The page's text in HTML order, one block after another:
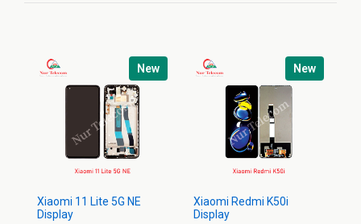
New
Xiaomi 11 Lite 5G NE
Display
New
Xiaomi Redmi K50i
Display